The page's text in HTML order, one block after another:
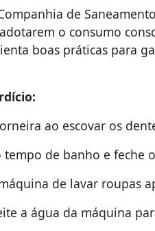
de
o consumo
boas práticas para
ao escovar os
tempo de banho e feche
de lavar roupas
a água da máquina